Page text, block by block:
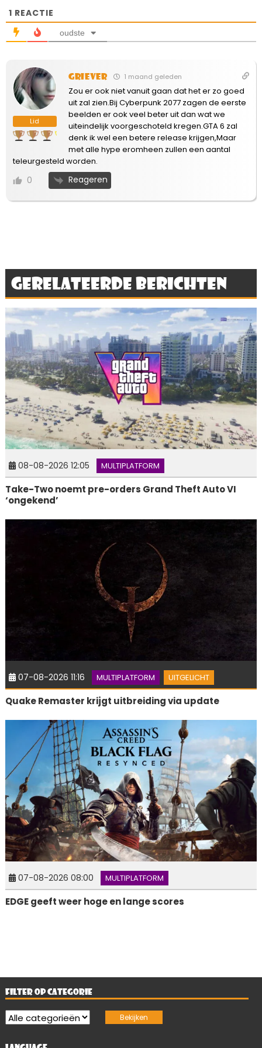
1 REACTIE
oudste
Lid
Griever 1 maand geleden
Zou er ook niet vanuit gaan dat het er zo goed
uit zal zien.Bij Cyberpunk 2077 zagen de eerste
beelden er ook veel beter uit dan wat we
uiteindelijk voorgeschoteld kregen.GTA 6 zal
denk ik wel een betere release krijgen,Maar
met alle hype eromheen zullen een aantal
teleurgesteld worden.
0 Reageren
Gerelateerde berichten
08-08-2026 12:05 MULTIPLATFORM
Take-Two noemt pre-orders Grand Theft Auto VI
‘ongekend’
07-08-2026 11:16 MULTIPLATFORM UITGELICHT
Quake Remaster krijgt uitbreiding via update
07-08-2026 08:00 MULTIPLATFORM
EDGE geeft weer hoge en lange scores
FILTER OP CATEGORIE